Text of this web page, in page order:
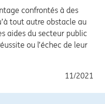
confrontés à des
tout autre obstacle au
aides du secteur public
ou l’échec de leur
11/2021